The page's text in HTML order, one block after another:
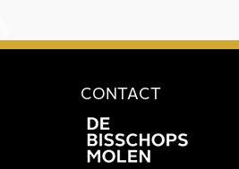
CONTACT